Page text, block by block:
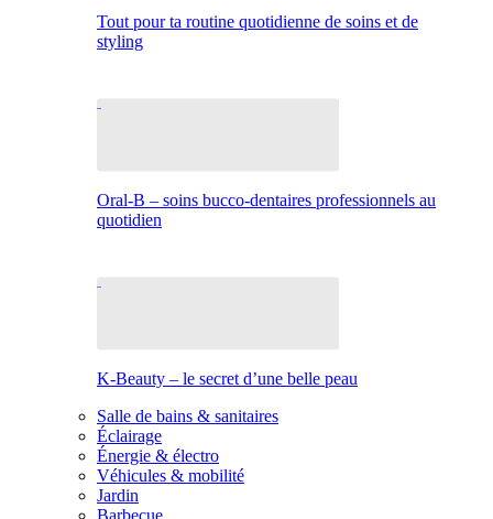
Tout pour ta routine quotidienne de soins et de
styling
Oral-B – soins bucco-dentaires professionnels au
quotidien
K-Beauty – le secret d’une belle peau
Salle de bains & sanitaires
Éclairage
Énergie & électro
Véhicules & mobilité
Jardin
Barbecue